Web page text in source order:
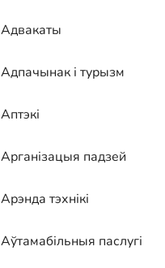
Адвакаты
Адпачынак і турызм
Аптэкі
Арганізацыя падзей
Арэнда тэхнікі
Аўтамабільныя паслугі